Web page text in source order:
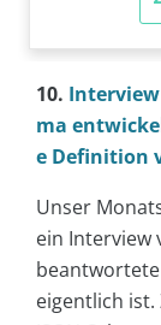
10. Interview
ma
e Definition
Unser
ein Interview
beantwortete
eigentlich